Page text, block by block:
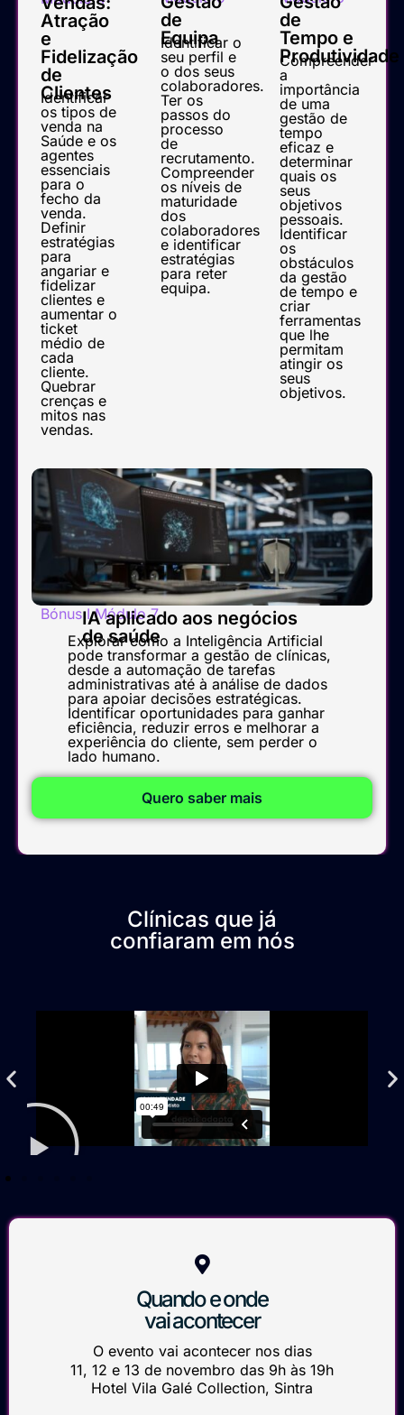
Atração
e
Fidelização
de
Clientes
Identificar
os tipos de
venda na
Saúde e os
agentes
essenciais
para o
fecho da
venda.
Definir
estratégias
para
angariar e
fidelizar
clientes e
aumentar o
ticket
médio de
cada
cliente.
Quebrar
crenças e
mitos nas
vendas.
de
Equipa
Identificar o
seu perfil e
o dos seus
colaboradores.
Ter os
passos do
processo
de
recrutamento.
Compreender
os níveis de
maturidade
dos
colaboradores
e identificar
estratégias
para reter
equipa.
de
Tempo e
Produtividade
Compreender
a
importância
de uma
gestão de
tempo
eficaz e
determinar
quais os
seus
objetivos
pessoais.
Identificar
os
obstáculos
da gestão
de tempo e
criar
ferramentas
que lhe
permitam
atingir os
seus
objetivos.
Bónus I Módulo 7
IA aplicado aos negócios
de saúde
Explorar como a Inteligência Artificial
pode transformar a gestão de clínicas,
desde a automação de tarefas
administrativas até à análise de dados
para apoiar decisões estratégicas.
Identificar oportunidades para ganhar
eficiência, reduzir erros e melhorar a
experiência do cliente, sem perder o
lado humano.
Quero saber mais
Clínicas que já
confiaram em nós
Quando e onde
vai acontecer
O evento vai acontecer nos dias
11, 12 e 13 de novembro das 9h às 19h
Hotel Vila Galé Collection, Sintra